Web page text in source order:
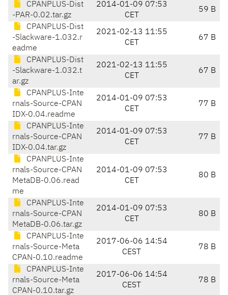
CPANPLUS-Dist
-PAR-0.02.tar.gz
2014-01-09 07:53
CET
59 B
CPANPLUS-Dist
-Slackware-1.032.r
eadme
2021-02-13 11:55
CET
67 B
CPANPLUS-Dist
-Slackware-1.032.t
ar.gz
2021-02-13 11:55
CET
67 B
CPANPLUS-Inte
rnals-Source-CPAN
IDX-0.04.readme
2014-01-09 07:53
CET
77 B
CPANPLUS-Inte
rnals-Source-CPAN
IDX-0.04.tar.gz
2014-01-09 07:53
CET
77 B
CPANPLUS-Inte
rnals-Source-CPAN
MetaDB-0.06.read
me
2014-01-09 07:53
CET
80 B
CPANPLUS-Inte
rnals-Source-CPAN
MetaDB-0.06.tar.gz
2014-01-09 07:53
CET
80 B
CPANPLUS-Inte
rnals-Source-Meta
CPAN-0.10.readme
2017-06-06 14:54
CEST
78 B
CPANPLUS-Inte
rnals-Source-Meta
CPAN-0.10.tar.gz
2017-06-06 14:54
CEST
78 B